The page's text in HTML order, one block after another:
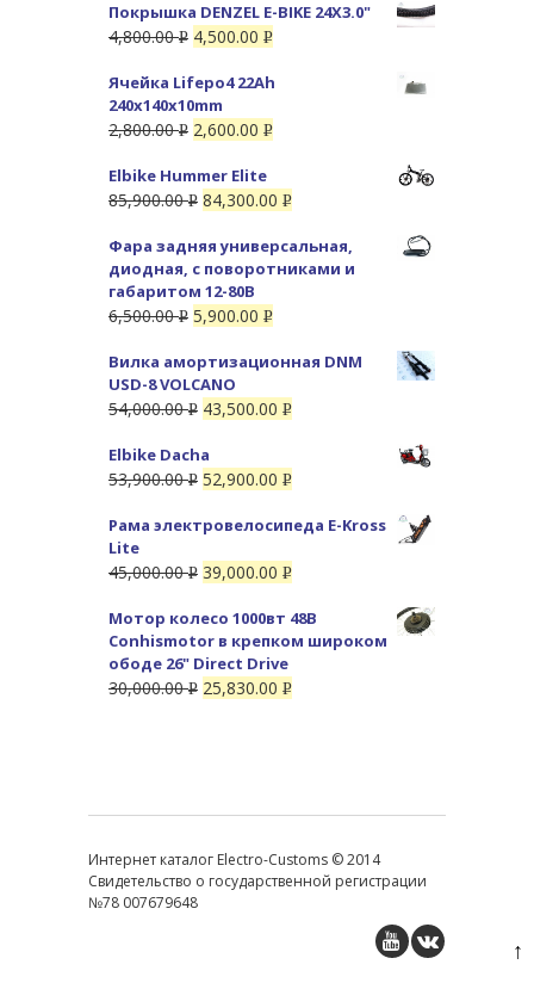
Покрышка DENZEL E-BIKE 24X3.0"
4,800.00Р 4,500.00 Р
Ячейка Lifepo4 22Ah
240x140x10mm
2,800.00Р 2,600.00 Р
Elbike Hummer Elite
85,900.00Р 84,300.00 Р
Фара задняя универсальная,
диодная, с поворотниками и
габаритом 12-80В
6,500.00Р 5,900.00 Р
Вилка амортизационная DNM
USD-8 VOLCANO
54,000.00Р 43,500.00 Р
Elbike Dacha
53,900.00Р 52,900.00 Р
Рама электровелосипеда E-Kross
Lite
45,000.00Р 39,000.00 Р
Мотор колесо 1000вт 48В
Conhismotor в крепком широком
ободе 26" Direct Drive
30,000.00Р 25,830.00 Р
Интернет каталог Electro-Customs © 2014
Свидетельство о государственной регистрации
№78 007679648
↑